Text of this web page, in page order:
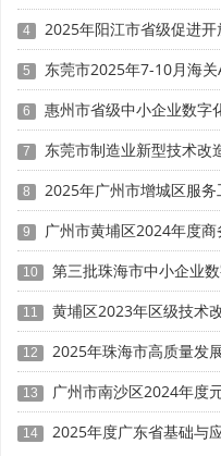
三、企业行动指南：如
1. 对标自评：对照各层
率、知识产权数量)，明确
2. 规划路径：制定2–3
专精特新+后年瞪羚”;
3. 夯实基础：规范财务
4. 主动对接：加入所在
策推送与申报辅导;
5. 善用平台：登录“穗好
脑”系统，一键匹配可申报
科泰集团(https://
4 2025年阳江市省级促进开放型经济发
5 东莞市2025年7-10月海关AEO高级
6 惠州市省级中小企业数字化转型城市
7 东莞市制造业新型技术改造城市试
8 2025年广州市增城区服务工业企业高质量
9 广州市黄埔区2024年度商务服务业、住餐业首次规
10 第三批珠海市中小企业数字化转型
11 黄埔区2023年区级技术改造项目购买设备
12 2025年珠海市高质量发展专项资金(人工智能
13 广州市南沙区2024年度元宇宙
14 2025年度广东省基础与应用基础研究基金企业联